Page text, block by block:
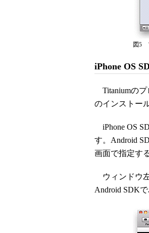
図5
iPhone OS
Titaniumのプ
のインストー
iPhone OS
す。Android
画面で指定す
ウィンドウ左
Android SDK